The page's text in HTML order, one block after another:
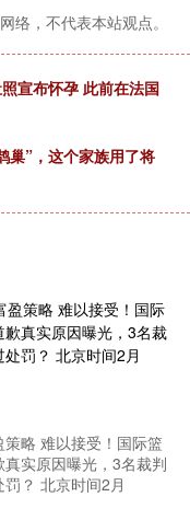
络，不代表本站观点。
宣布怀孕 此前在法国
巢”，这个家族用了将
策略 难以接受！国际篮
真实原因曝光，3名裁判
罚？ 北京时间2月